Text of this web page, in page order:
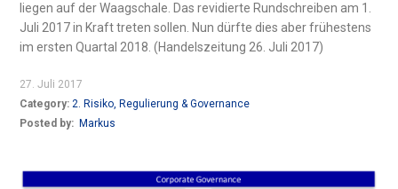
liegen auf der Waagschale. Das revidierte Rundschreiben am 1.
Juli 2017 in Kraft treten sollen. Nun dürfte dies aber frühestens
im ersten Quartal 2018. (Handelszeitung 26. Juli 2017)
27. Juli 2017
Category:2. Risiko, Regulierung & Governance
Posted by: Markus